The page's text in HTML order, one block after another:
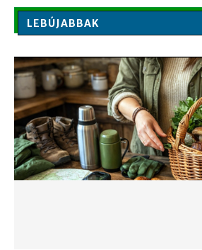
LEBÚJABBAK